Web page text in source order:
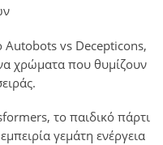
Autobots vs Decepticons,
χρώματα που θυμίζουν
το παιδικό πάρτι
γεμάτη ενέργεια